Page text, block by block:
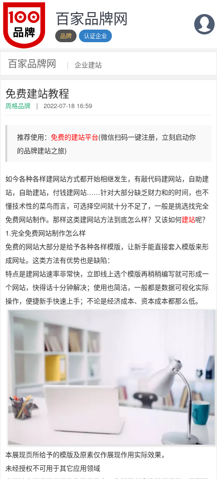
百家品牌网
品牌 认证企业
百家品牌网 | 企业建站
免费建站教程
周格品牌 | 2022-07-18 16:59
推荐使用： 免费的建站平台(微信扫码一键注册，立刻启动你
的品牌建站之旅)
如今各种各样建网站方式都开始相继发生，有敲代码建网站，自助建
站，自助建站，付钱建网站……针对大部分缺乏财力和的时间，也不
懂技术性的菜鸟而言，可选择空间就十分不足了，一般是挑选找完全
免费网站制作。那样这类建网站方法到底怎么样？又该如何建站呢？
1.完全免费网站制作怎么样
免费的网站大部分是给予各种各样模版，让新手能直接套入模版来形
成网址。这类方法有优势也是缺陷：
特点是建网站速率非常快，立即线上选个模版再稍稍编写就可形成一
个网站，快得话十分钟解决；使用也简洁，一般都是数据可视化实际
操作，便捷新手快速上手；不论是经济成本、资本成本都那么低。
本展现页所给予的模版及原素仅作展现作用实际效果，
未经授权不可用于其它应用领域